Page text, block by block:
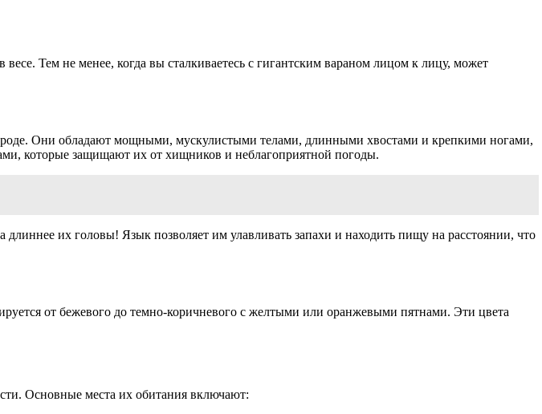
Тем не менее, когда вы сталкиваетесь с гигантским вараном лицом к лицу, может
Они обладают мощными, мускулистыми телами, длинными хвостами и крепкими ногами,
которые защищают их от хищников и неблагоприятной погоды.
их головы! Язык позволяет им улавливать запахи и находить пищу на расстоянии, что
от бежевого до темно-коричневого с желтыми или оранжевыми пятнами. Эти цвета
Основные места их обитания включают: